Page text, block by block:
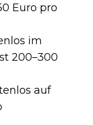
Euro pro
im
200–300
auf